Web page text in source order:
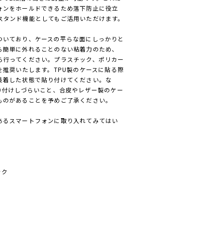
をホールドできるため落下防止に役立
ンド機能としてもご活用いただけます。
ており、ケースの平らな面にしっかりと
単に外れることのない粘着力のため、
ってください。プラスチック、ポリカー
奨いたします。TPU製のケースに貼る際
した状態で貼り付けてください。な
けしづらいこと、合皮やレザー製のケー
があることを予めご了承ください。
スマートフォンに取り入れてみてはい